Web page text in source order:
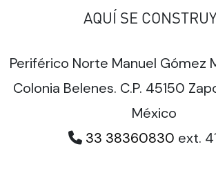
AQUÍ SE
Periférico Norte Manuel Gómez
Colonia Belenes. C.P. 45150
México
33 38360830 ext.